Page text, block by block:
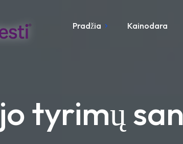
Pradžia Kainodara
tyrimų